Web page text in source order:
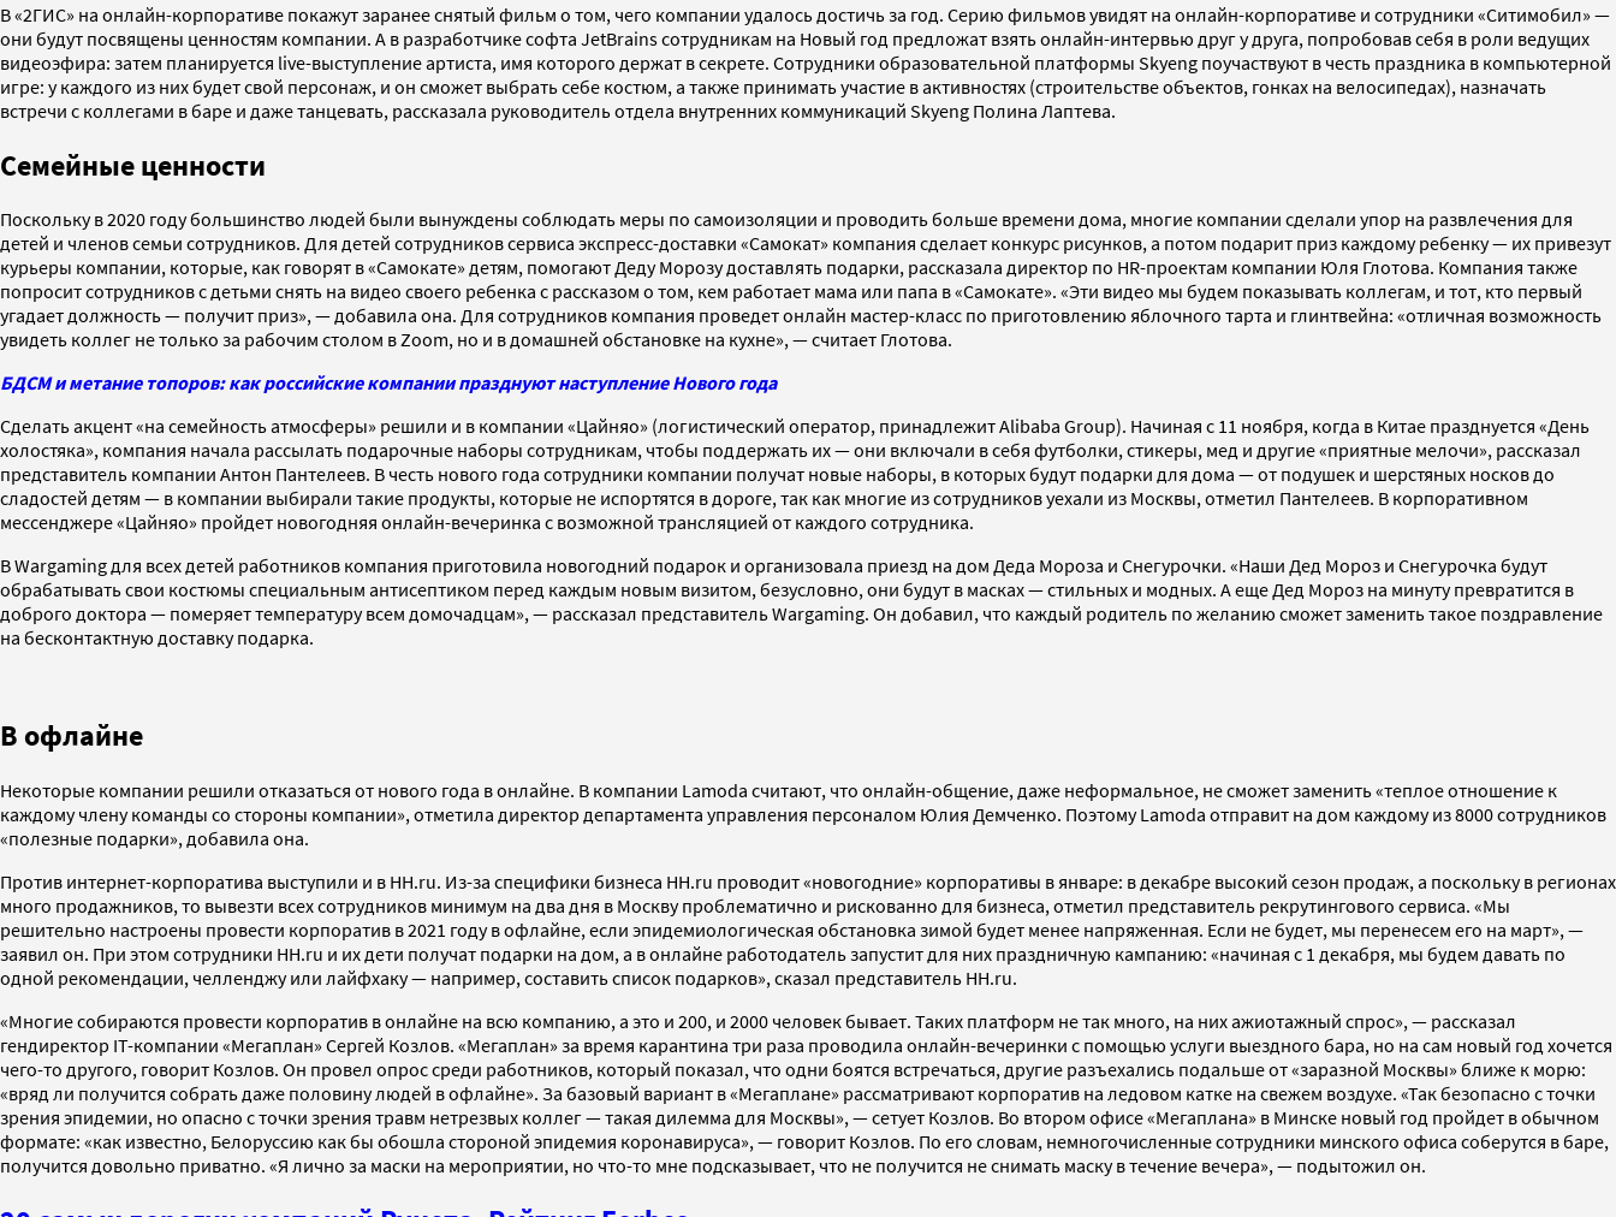
В «2ГИС» на онлайн-корпоративе покажут заранее снятый фильм о том, чего компании удалось достичь за год. Серию фильмов увидят на онлайн-корпоративе и сотрудники «Ситимобил» —
они будут посвящены ценностям компании. А в разработчике софта JetBrains сотрудникам на Новый год предложат взять онлайн-интервью друг у друга, попробовав себя в роли ведущих
видеоэфира: затем планируется live-выступление артиста, имя которого держат в секрете. Сотрудники образовательной платформы Skyeng поучаствуют в честь праздника в компьютерной
игре: у каждого из них будет свой персонаж, и он сможет выбрать себе костюм, а также принимать участие в активностях (строительстве объектов, гонках на велосипедах), назначать
встречи с коллегами в баре и даже танцевать, рассказала руководитель отдела внутренних коммуникаций Skyeng Полина Лаптева.
Семейные ценности
Поскольку в 2020 году большинство людей были вынуждены соблюдать меры по самоизоляции и проводить больше времени дома, многие компании сделали упор на развлечения для
детей и членов семьи сотрудников. Для детей сотрудников сервиса экспресс-доставки «Самокат» компания сделает конкурс рисунков, а потом подарит приз каждому ребенку — их привезут
курьеры компании, которые, как говорят в «Самокате» детям, помогают Деду Морозу доставлять подарки, рассказала директор по HR-проектам компании Юля Глотова. Компания также
попросит сотрудников с детьми снять на видео своего ребенка с рассказом о том, кем работает мама или папа в «Самокате». «Эти видео мы будем показывать коллегам, и тот, кто первый
угадает должность — получит приз», — добавила она. Для сотрудников компания проведет онлайн мастер-класс по приготовлению яблочного тарта и глинтвейна: «отличная возможность
увидеть коллег не только за рабочим столом в Zoom, но и в домашней обстановке на кухне», — считает Глотова.
БДСМ и метание топоров: как российские компании празднуют наступление Нового года
Сделать акцент «на семейность атмосферы» решили и в компании «Цайняо» (логистический оператор, принадлежит Alibaba Group). Начиная с 11 ноября, когда в Китае празднуется «День
холостяка», компания начала рассылать подарочные наборы сотрудникам, чтобы поддержать их — они включали в себя футболки, стикеры, мед и другие «приятные мелочи», рассказал
представитель компании Антон Пантелеев. В честь нового года сотрудники компании получат новые наборы, в которых будут подарки для дома — от подушек и шерстяных носков до
сладостей детям — в компании выбирали такие продукты, которые не испортятся в дороге, так как многие из сотрудников уехали из Москвы, отметил Пантелеев. В корпоративном
мессенджере «Цайняо» пройдет новогодняя онлайн-вечеринка с возможной трансляцией от каждого сотрудника.
В Wargamingдля всех детей работников компания приготовила новогодний подарок и организовала приезд на дом Деда Мороза и Снегурочки. «Наши Дед Мороз и Снегурочка будут
обрабатывать свои костюмы специальным антисептиком перед каждым новым визитом, безусловно, они будут в масках — стильных и модных. А еще Дед Мороз на минуту превратится в
доброго доктора — померяет температуру всем домочадцам», — рассказал представитель Wargaming. Он добавил, что каждый родитель по желанию сможет заменить такое поздравление
на бесконтактную доставку подарка.
В офлайне
Некоторые компании решили отказаться от нового года в онлайне. В компании Lamoda считают, что онлайн-общение, даже неформальное, не сможет заменить «теплое отношение к
каждому члену команды со стороны компании», отметила директор департамента управления персоналом Юлия Демченко. Поэтому Lamoda отправит на дом каждому из 8000 сотрудников
«полезные подарки», добавила она.
Против интернет-корпоратива выступили и в HH.ru. Из-за специфики бизнеса HH.ru проводит «новогодние» корпоративы в январе: в декабре высокий сезон продаж, а поскольку в регионах
много продажников, то вывезти всех сотрудников минимум на два дня в Москву проблематично и рискованно для бизнеса, отметил представитель рекрутингового сервиса. «Мы
решительно настроены провести корпоратив в 2021 году в офлайне, если эпидемиологическая обстановка зимой будет менее напряженная. Если не будет, мы перенесем его на март», —
заявил он. При этом сотрудники HH.ru и их дети получат подарки на дом, а в онлайне работодатель запустит для них праздничную кампанию: «начиная с 1 декабря, мы будем давать по
одной рекомендации, челленджу или лайфхаку — например, составить список подарков», сказал представитель HH.ru.
«Многие собираются провести корпоратив в онлайне на всю компанию, а это и 200, и 2000 человек бывает. Таких платформ не так много, на них ажиотажный спрос», — рассказал
гендиректор IT-компании «Мегаплан» Сергей Козлов. «Мегаплан» за время карантина три раза проводила онлайн-вечеринки с помощью услуги выездного бара, но на сам новый год хочется
чего-то другого, говорит Козлов. Он провел опрос среди работников, который показал, что одни боятся встречаться, другие разъехались подальше от «заразной Москвы» ближе к морю:
«вряд ли получится собрать даже половину людей в офлайне». За базовый вариант в «Мегаплане» рассматривают корпоратив на ледовом катке на свежем воздухе. «Так безопасно с точки
зрения эпидемии, но опасно с точки зрения травм нетрезвых коллег — такая дилемма для Москвы», — сетует Козлов. Во втором офисе «Мегаплана» в Минске новый год пройдет в обычном
формате: «как известно, Белоруссию как бы обошла стороной эпидемия коронавируса», — говорит Козлов. По его словам, немногочисленные сотрудники минского офиса соберутся в баре,
получится довольно приватно. «Я лично за маски на мероприятии, но что-то мне подсказывает, что не получится не снимать маску в течение вечера», — подытожил он.